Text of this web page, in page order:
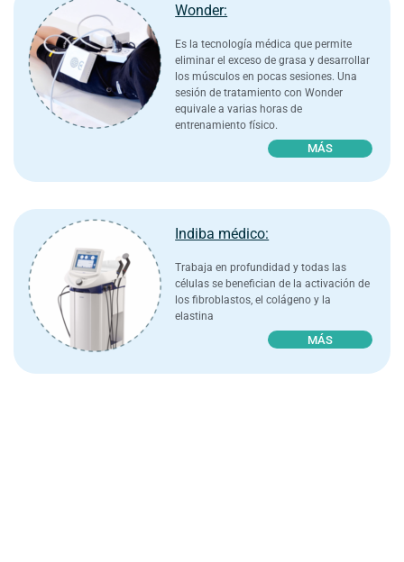
Wonder:
Es la tecnología médica que permite
eliminar el exceso de grasa y desarrollar
los músculos en pocas sesiones. Una
sesión de tratamiento con Wonder
equivale a varias horas de
entrenamiento físico.
MÁS
Indiba médico:
Trabaja en profundidad y todas las
células se benefician de la activación de
los fibroblastos, el colágeno y la
elastina
MÁS